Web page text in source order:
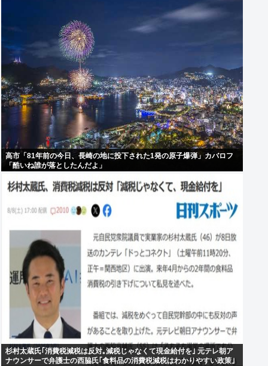
高市「81年前の今日、長崎の地に投下された1発の原子爆弾」カバロフ
「酷いね誰が落としたんだよ」
杉村太蔵氏｢消費税減税は反対｡減税じゃなくて現金給付を｣ 元テレ朝ア
ナウンサーで弁護士の西脇氏｢食料品の消費税減税はわかりやすい政策｣